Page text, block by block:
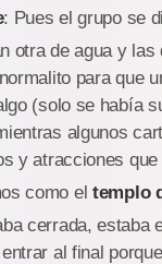
: Pues el grupo se
otra de agua y las
para que
(solo se había
algunos
y atracciones
como el templo
cerrada, estaba
al final